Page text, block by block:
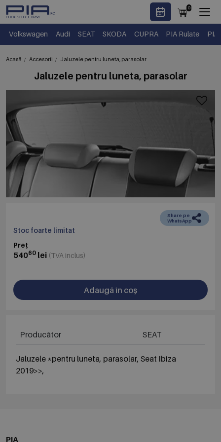
0
Volkswagen Audi SEAT SKODA CUPRA PIA Rulate PIA
Acasă Accesorii Jaluzele pentru luneta, parasolar
Jaluzele pentru luneta, parasolar
Stoc foarte limitat
Preț
54060 lei (TVA inclus)
Share pe
WhatsApp
Adaugă în coș
Producător SEAT
Jaluzele *pentru luneta, parasolar, Seat Ibiza
2019>>,
PIA